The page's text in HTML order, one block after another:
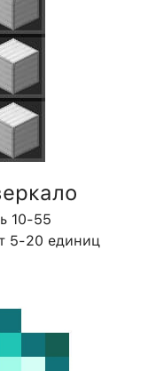
10-55
5-20 единиц